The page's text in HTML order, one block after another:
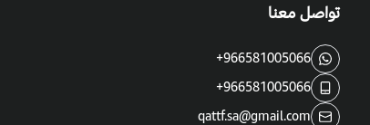
تواصل معنا
+966581005066
+966581005066
qattf.sa@gmail.com